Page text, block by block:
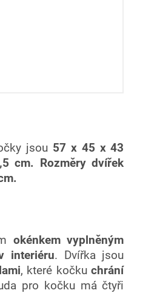
jsou 57 x 45 x 43
cm. Rozměry dvířek
okénkem vyplněným
interiéru. Dvířka jsou
, které kočkuchrání
pro kočku má čtyři